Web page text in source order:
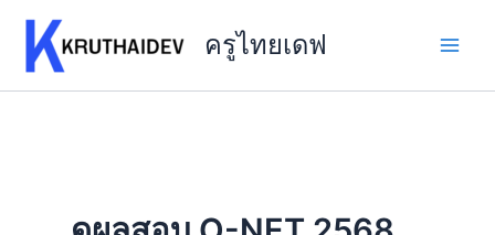
content
ครูไทยเดฟ